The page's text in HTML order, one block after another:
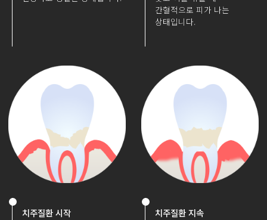
간혈적으로 피가 나는
상태입니다.
치주질환 시작 치주질환 지속